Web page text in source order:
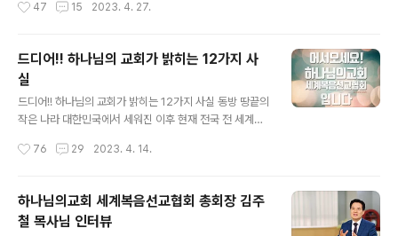
0여 명이 참여했다. 팬데믹 기간에도 신자가 꾸준히 늘어,
회 '유월절 사랑' ① 메마른 사회에 사랑을 공급하고 올바른
의교회 세계복음선교협회(총회장 김주철 목사, 이하 하나
님의 교회)는 그리스도가 숭고한 인류애를 담아 세운 진리
의 회복이 선행할 때 진정한 사랑의 회복도 가능하다고 말
한다. ‘성경 중심의 진리와 사랑의 회복’으로 개인의 삶 너
머 가정, 이웃 등 사회 저변을 아름답고 따뜻하게 물들여가
한 하나님의교회 세계복음선교협회 그리스도의 숭고한 사
47 15 2023. 4. 27.
드디어!! 하나님의 교회가 밝히는 12가지 사
실
드디어!! 하나님의 교회가 밝히는 12가지 사실 동방 땅끝의
작은 나라 대한민국에서 세워진 이후 현재 전국 전 세계에
션을 일으키고 있는 하나님의교회 세계복음선교협회 에 대
인데요. 혹시 하나님의 교회는 예수님을 믿지 않는다고 들
으셨나요? 하나님의 교회는 예수님을 믿을까요, 안 믿을까
76 29 2023. 4. 14.
하나님의교회 세계복음선교협회 총회장 김주
철 목사님 인터뷰